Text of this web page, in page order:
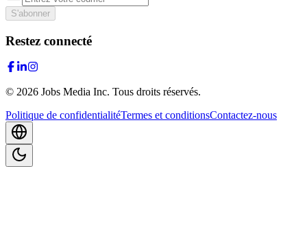
S'abonner
Restez connecté
© 2026 Jobs Media Inc. Tous droits réservés.
Politique de confidentialitéTermes et conditionsContactez-nous